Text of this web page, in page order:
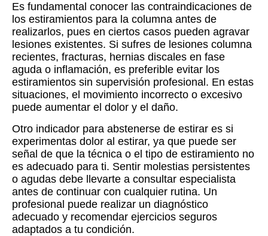
Es fundamental conocer las contraindicaciones de
los estiramientos para la columna antes de
realizarlos, pues en ciertos casos pueden agravar
lesiones existentes. Si sufres de lesiones columna
recientes, fracturas, hernias discales en fase
aguda o inflamación, es preferible evitar los
estiramientos sin supervisión profesional. En estas
situaciones, el movimiento incorrecto o excesivo
puede aumentar el dolor y el daño.
Otro indicador para abstenerse de estirar es si
experimentas dolor al estirar, ya que puede ser
señal de que la técnica o el tipo de estiramiento no
es adecuado para ti. Sentir molestias persistentes
o agudas debe llevarte a consultar especialista
antes de continuar con cualquier rutina. Un
profesional puede realizar un diagnóstico
adecuado y recomendar ejercicios seguros
adaptados a tu condición.